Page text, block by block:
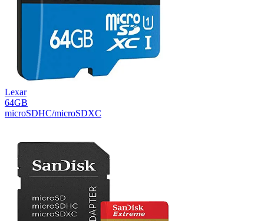
Lexar
64GB
microSDHC/microSDXC